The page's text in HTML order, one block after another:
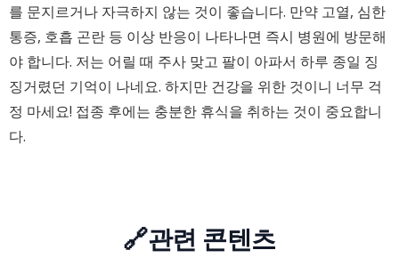
를 문지르거나 자극하지 않는 것이 좋습니다. 만약 고열, 심한
통증, 호흡 곤란 등 이상 반응이 나타나면 즉시 병원에 방문해
야 합니다. 저는 어릴 때 주사 맞고 팔이 아파서 하루 종일 징
징거렸던 기억이 나네요. 하지만 건강을 위한 것이니 너무 걱
정 마세요! 접종 후에는 충분한 휴식을 취하는 것이 중요합니
다.
🔗관련 콘텐츠